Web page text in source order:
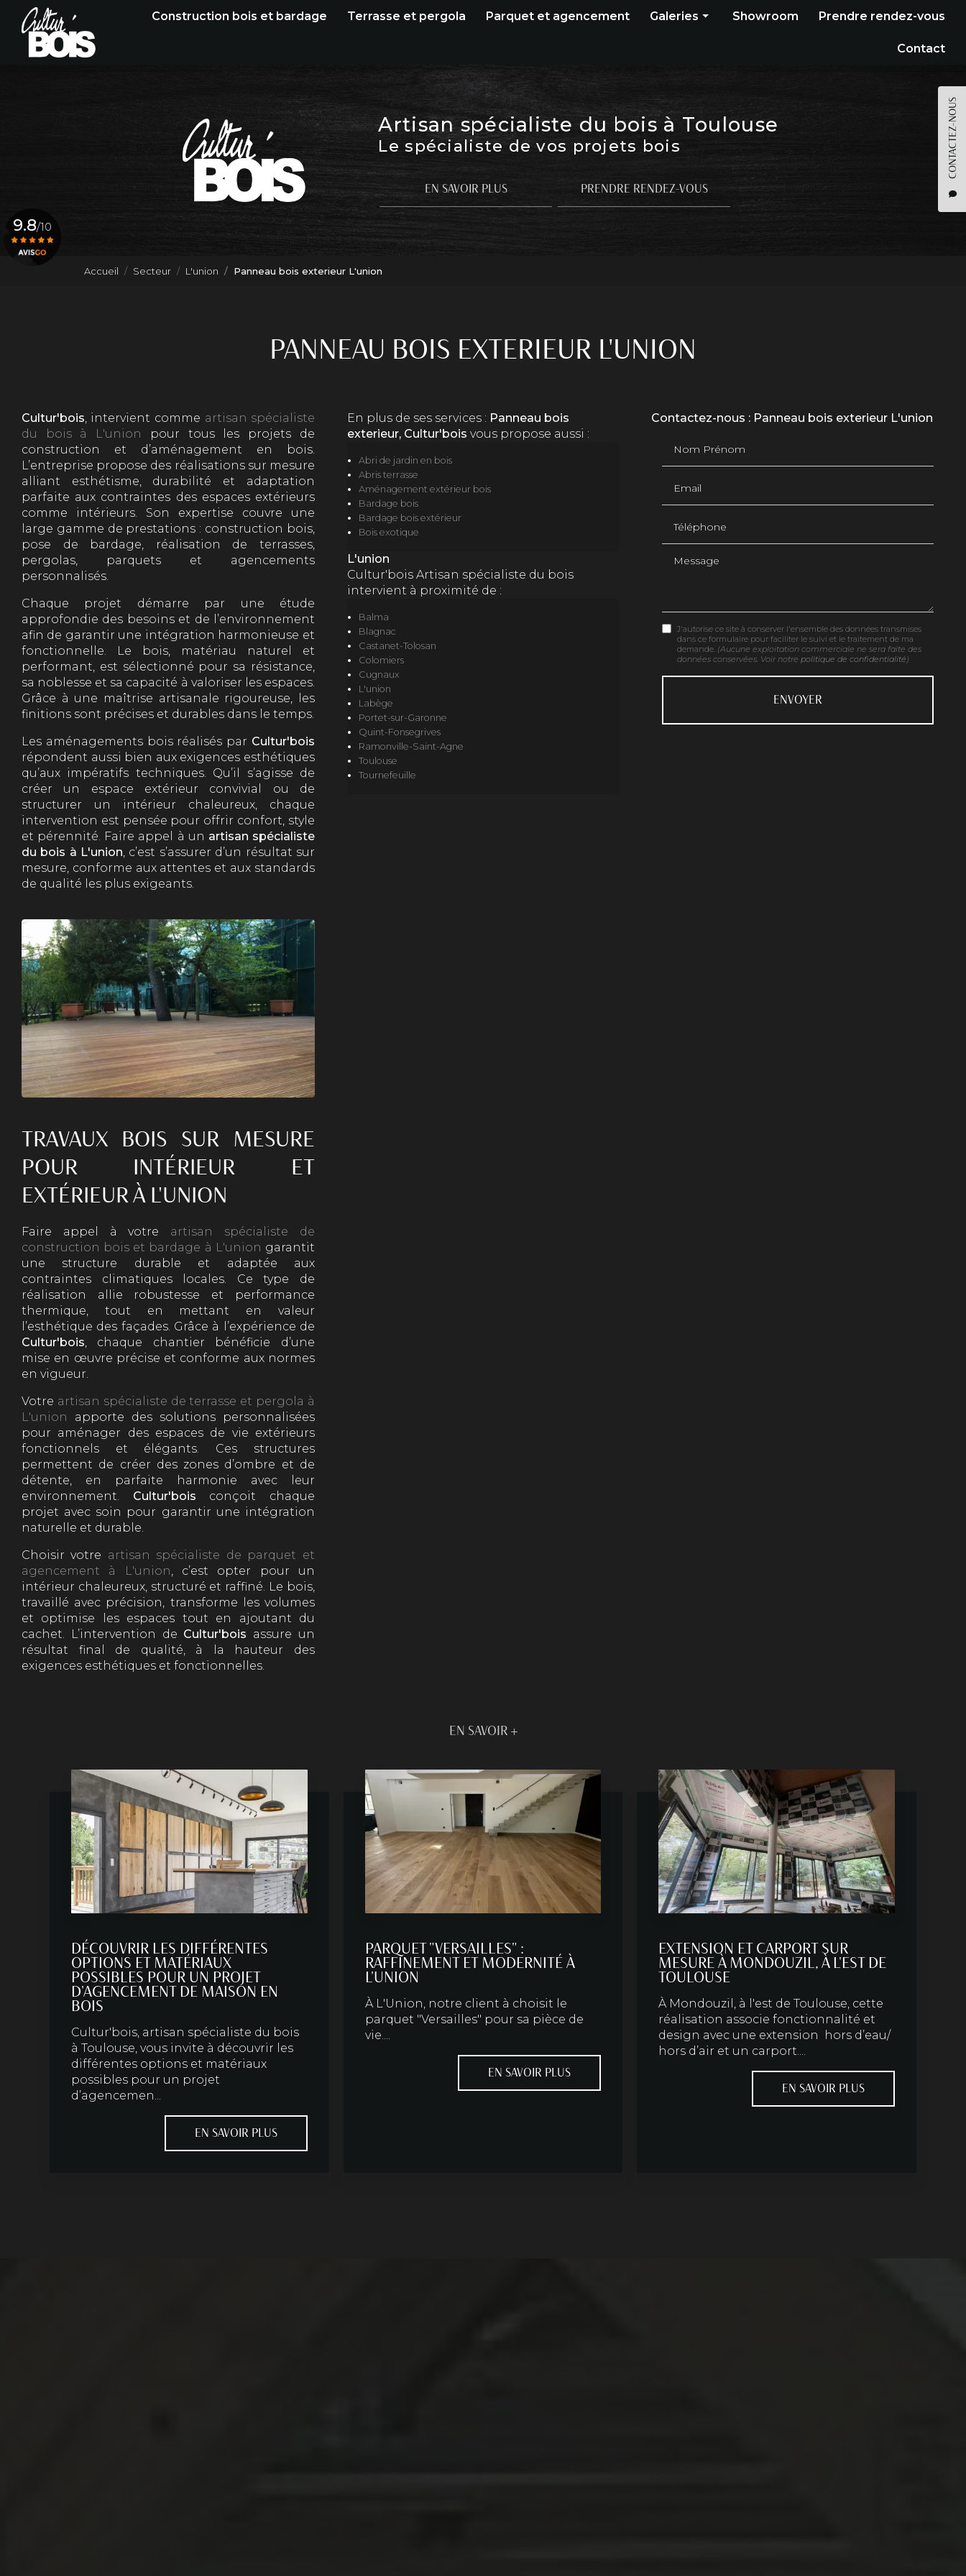
contenu
principal
CONTACTEZ-NOUS
Construction bois et bardage Terrasse et pergola Parquet et agencement Galeries
Pergola
Parquet
Showroom Prendre rendez-vous
Contact
Artisan spécialiste du bois à Toulouse
Le spécialiste de vos projets bois
EN SAVOIR PLUS PRENDRE RENDEZ-VOUS
9.8/10
Accueil Secteur L'union Panneau bois exterieur L'union
PANNEAU BOIS EXTERIEUR L'UNION
Cultur'bois, intervient comme artisan spécialiste
du bois à L'union
pour tous les projets de
construction et d’aménagement en bois.
L’entreprise propose des réalisations sur mesure
alliant esthétisme, durabilité et adaptation
parfaite aux contraintes des espaces extérieurs
comme intérieurs. Son expertise couvre une
large gamme de prestations : construction bois,
pose de bardage, réalisation de terrasses,
pergolas, parquets et agencements
personnalisés.
Chaque projet démarre par une étude
approfondie des besoins et de l’environnement
afin de garantir une intégration harmonieuse et
fonctionnelle. Le bois, matériau naturel et
performant, est sélectionné pour sa résistance,
sa noblesse et sa capacité à valoriser les espaces.
Grâce à une maîtrise artisanale rigoureuse, les
finitions sont précises et durables dans le temps.
Les aménagements bois réalisés par Cultur'bois
répondent aussi bien aux exigences esthétiques
qu’aux impératifs techniques. Qu’il s’agisse de
créer un espace extérieur convivial ou de
structurer un intérieur chaleureux, chaque
intervention est pensée pour offrir confort, style
et pérennité. Faire appel à un artisan spécialiste
du bois à L'union, c’est s’assurer d’un résultat sur
mesure, conforme aux attentes et aux standards
de qualité les plus exigeants.
TRAVAUX BOIS SUR MESURE
POUR INTÉRIEUR ET
EXTÉRIEUR À L'UNION
Faire appel à votre artisan spécialiste de
construction bois et bardage à L'union garantit
une structure durable et adaptée aux
contraintes climatiques locales. Ce type de
réalisation allie robustesse et performance
thermique, tout en mettant en valeur
l’esthétique des façades. Grâce à l’expérience de
Cultur'bois , chaque chantier bénéficie d’une
mise en œuvre précise et conforme aux normes
en vigueur.
Votre artisan spécialiste de terrasse et pergola à
L'union
apporte des solutions personnalisées
pour aménager des espaces de vie extérieurs
fonctionnels et élégants. Ces structures
permettent de créer des zones d’ombre et de
détente, en parfaite harmonie avec leur
environnement. Cultur'bois conçoit chaque
projet avec soin pour garantir une intégration
naturelle et durable.
Choisir votre artisan spécialiste de parquet et
agencement à L'union , c’est opter pour un
intérieur chaleureux, structuré et raffiné. Le bois,
travaillé avec précision, transforme les volumes
et optimise les espaces tout en ajoutant du
cachet. L’intervention de Cultur'bois assure un
résultat final de qualité, à la hauteur des
exigences esthétiques et fonctionnelles.
En plus de ses services : Panneau bois
exterieur, Cultur'bois vous propose aussi :
Abri de jardin en bois
Abris terrasse
Aménagement extérieur bois
Bardage bois
Bardage bois extérieur
Bois exotique
L'union
Cultur'bois Artisan spécialiste du bois
intervient à proximité de :
Balma
Blagnac
Castanet-Tolosan
Colomiers
Cugnaux
L'union
Labège
Portet-sur-Garonne
Quint-Fonsegrives
Ramonville-Saint-Agne
Toulouse
Tournefeuille
Contactez-nous : Panneau bois exterieur L'union
Message
J'autorise ce site à conserver l'ensemble des données transmises
dans ce formulaire pour faciliter le suivi et le traitement de ma
demande. (Aucune exploitation commerciale ne sera faite des
données conservées. Voir notre politique de confidentialité )
EN SAVOIR +
DÉCOUVRIR LES DIFFÉRENTES
OPTIONS ET MATÉRIAUX
POSSIBLES POUR UN PROJET
D'AGENCEMENT DE MAISON EN
BOIS
Cultur'bois, artisan spécialiste du bois
à Toulouse, vous invite à découvrir les
différentes options et matériaux
possibles pour un projet
d’agencemen...
EN SAVOIR PLUS
PARQUET "VERSAILLES" :
RAFFINEMENT ET MODERNITÉ À
L'UNION
À L'Union, notre client à choisit le
parquet "Versailles" pour sa pièce de
vie....
EN SAVOIR PLUS
EXTENSION ET CARPORT SUR
MESURE À MONDOUZIL, À L'EST DE
TOULOUSE
À Mondouzil, à l'est de Toulouse, cette
réalisation associe fonctionnalité et
design avec une extension hors d’eau/
hors d’air et un carport....
EN SAVOIR PLUS